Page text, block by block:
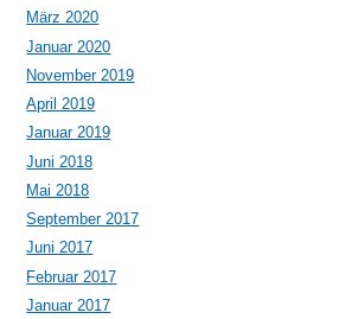
März 2020
Januar 2020
November 2019
April 2019
Januar 2019
Juni 2018
Mai 2018
September 2017
Juni 2017
Februar 2017
Januar 2017